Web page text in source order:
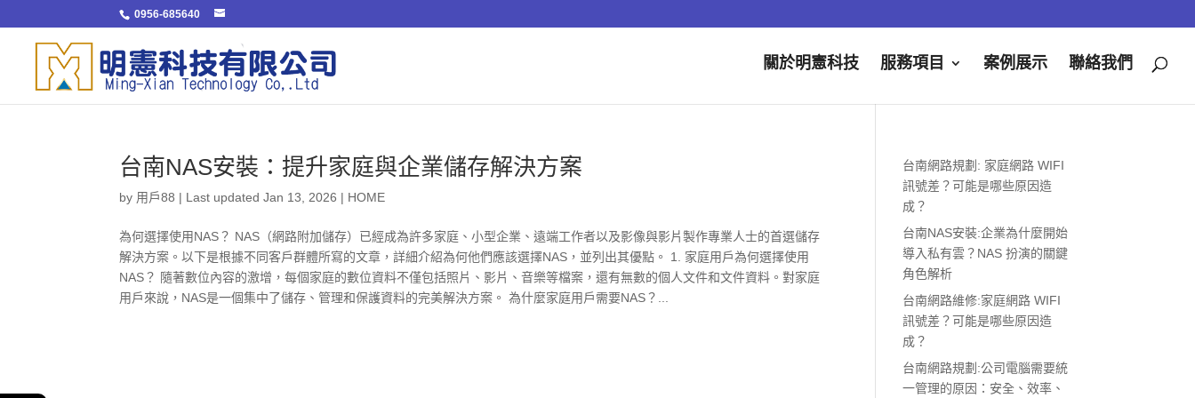
0956-685640
關於明憲科技 服務項目 案例展示 聯絡我們
台南NAS安裝：提升家庭與企業儲存解決方案
by 用戶88 | Last updated Jan 13, 2026 | HOME
為何選擇使用NAS？ NAS（網路附加儲存）已經成為許多家庭、小型企業、遠端工作者以及影像與影片製作專業人士的首選儲存
解決方案。以下是根據不同客戶群體所寫的文章，詳細介紹為何他們應該選擇NAS，並列出其優點。 1. 家庭用戶為何選擇使用
NAS？ 隨著數位內容的激增，每個家庭的數位資料不僅包括照片、影片、音樂等檔案，還有無數的個人文件和文件資料。對家庭
用戶來說，NAS是一個集中了儲存、管理和保護資料的完美解決方案。 為什麼家庭用戶需要NAS？...
台南網路規劃: 家庭網路 WIFI
訊號差？可能是哪些原因造
成？
台南NAS安裝:企業為什麼開始
導入私有雲？NAS 扮演的關鍵
角色解析
台南網路維修:家庭網路 WIFI
訊號差？可能是哪些原因造
成？
台南網路規劃:公司電腦需要統
一管理的原因：安全、效率、